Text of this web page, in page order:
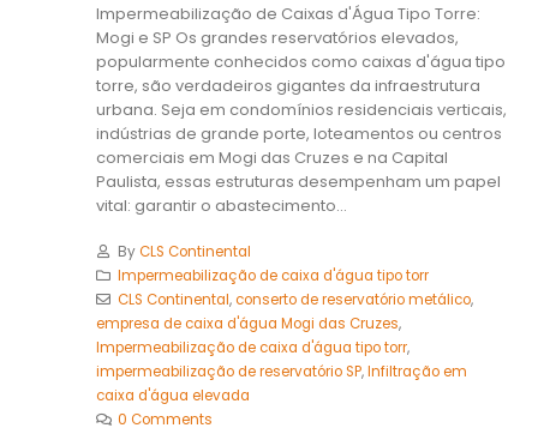
Impermeabilização de Caixas d'Água Tipo Torre:
Mogi e SP Os grandes reservatórios elevados,
popularmente conhecidos como caixas d'água tipo
torre, são verdadeiros gigantes da infraestrutura
urbana. Seja em condomínios residenciais verticais,
indústrias de grande porte, loteamentos ou centros
comerciais em Mogi das Cruzes e na Capital
Paulista, essas estruturas desempenham um papel
vital: garantir o abastecimento...
ByCLS Continental
Impermeabilização de caixa d'água tipo torr
CLS Continental,conserto de reservatório metálico,
empresa de caixa d'água Mogi das Cruzes,
Impermeabilização de caixa d'água tipo torr,
impermeabilização de reservatório SP,Infiltração em
caixa d'água elevada
0 Comments